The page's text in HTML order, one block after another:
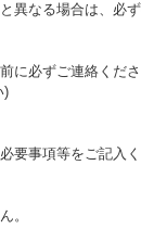
異なる場合は、必
に必ずご連絡くださ
)
要事項等をご記入く
。